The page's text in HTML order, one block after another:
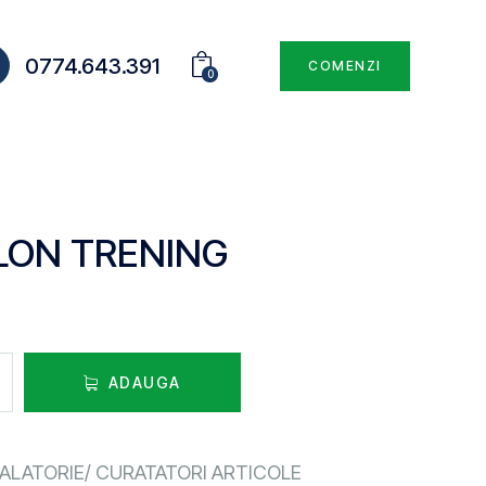
0774.643.391 0
COMENZI
TRENING
ADAUGA
CURATATORI ARTICOLE